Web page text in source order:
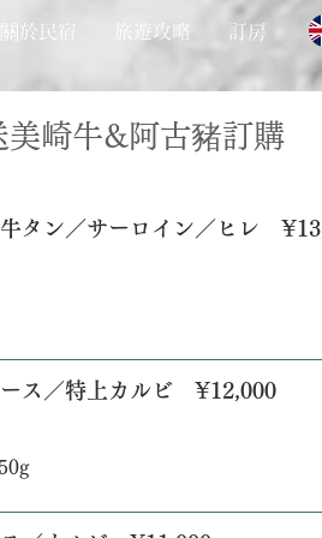
關於民宿 旅遊攻略 訂房
美崎牛&阿古豬訂購
タン／サーロイン／ヒレ
ス／特上カルビ ¥12,000